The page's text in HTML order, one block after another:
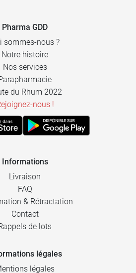
Pharma GDD
sommes-nous ?
Notre histoire
Nos services
du Rhum 2022
nous !
Informations
Livraison
FAQ
& Rétractation
Contact
de lots
légales
légales